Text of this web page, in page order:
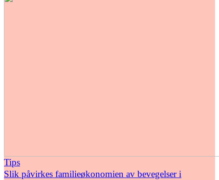
Tips
Slik påvirkes familieøkonomien av bevegelser i